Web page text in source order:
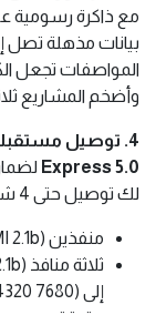
مع ذاكرة رسومية
بيانات مذهلة تصل
وأضخم المشاريع
4. توصيل مستقبلي فائق السرعة
Express 5.0
لك توصيل حتى 4 شاشات في وقت واحد عبر منافذ الجيل الأحدث:
منفذين (HDMI 2.1b)